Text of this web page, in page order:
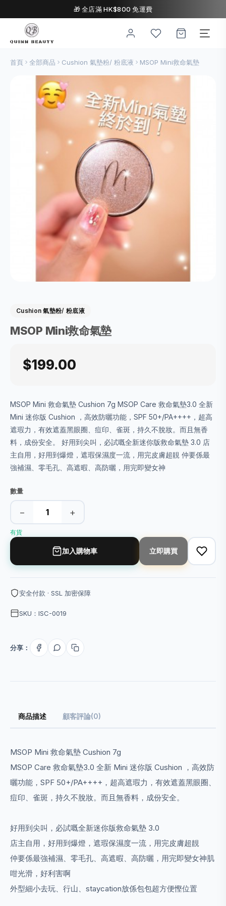
🎁 全店滿 HK$800 免運費
首頁 全部商品 Cushion 氣墊粉/ 粉底液 MSOP Mini救命氣墊
Cushion 氣墊粉/ 粉底液
MSOP Mini救命氣墊
$199.00
MSOP Mini 救命氣墊 Cushion 7g MSOP Care 救命氣墊3.0 全新
Mini 迷你版 Cushion ，高效防曬功能，SPF 50+/PA++++，超高
遮瑕力，有效遮蓋黑眼圈、痘印、雀斑，持久不脫妝。而且無香
料，成份安全。 好用到尖叫，必試嘅全新迷你版救命氣墊 3.0 店
主自用，好用到爆燈，遮瑕保濕度一流，用完皮膚超靚 仲要係最
強補濕、零毛孔、高遮暇、高防曬，用完即變女神
數量
− +
有貨
加入購物車 立即購買
安全付款 · SSL 加密保障
SKU：ISC-0019
分享：
商品描述 顧客評論(0)
MSOP Mini 救命氣墊 Cushion 7g
MSOP Care 救命氣墊3.0 全新 Mini 迷你版 Cushion ，高效防
曬功能，SPF 50+/PA++++，超高遮瑕力，有效遮蓋黑眼圈、
痘印、雀斑，持久不脫妝。而且無香料，成份安全。
好用到尖叫，必試嘅全新迷你版救命氣墊 3.0
店主自用，好用到爆燈，遮瑕保濕度一流，用完皮膚超靚
仲要係最強補濕、零毛孔、高遮暇、高防曬，用完即變女神肌
咁光滑，好利害啊
外型細小去玩、行山、staycation放係包包超方便慳位置